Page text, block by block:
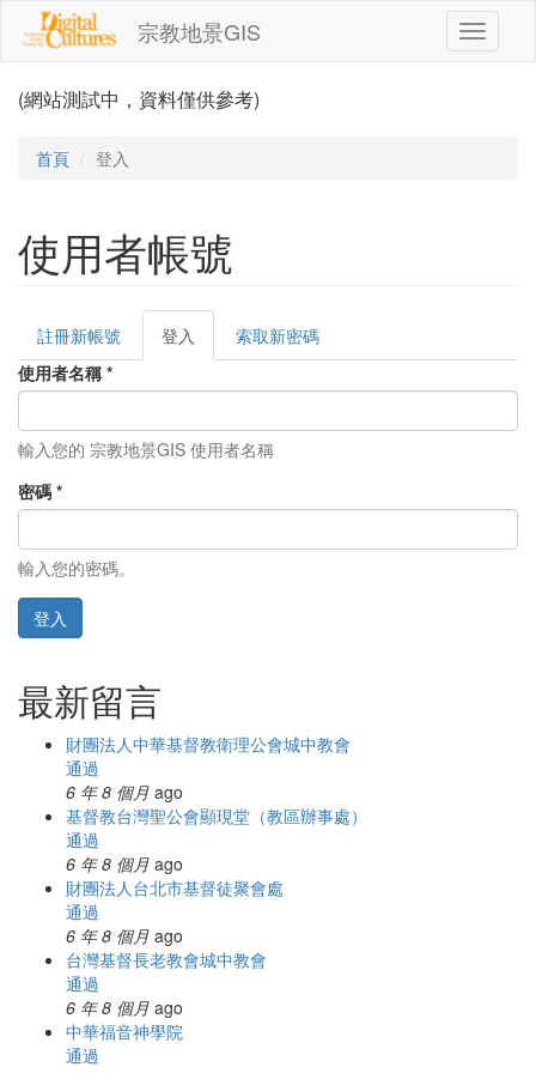
移至主內容
宗教地景GIS
Toggle
(網站測試中，資料僅供參考)
首頁 登入
使用者帳號
主要索引標籤
註冊新帳號 登入
籤)
索取新密碼
使用者名稱 *
輸入您的 宗教地景GIS 使用者名稱
密碼 *
輸入您的密碼。
登入
最新留言
財團法人中華基督教衛理公會城中教會
通過
6 年 8 個月 ago
基督教台灣聖公會顯現堂（教區辦事處）
通過
6 年 8 個月 ago
財團法人台北市基督徒聚會處
通過
6 年 8 個月 ago
台灣基督長老教會城中教會
通過
6 年 8 個月 ago
中華福音神學院
通過